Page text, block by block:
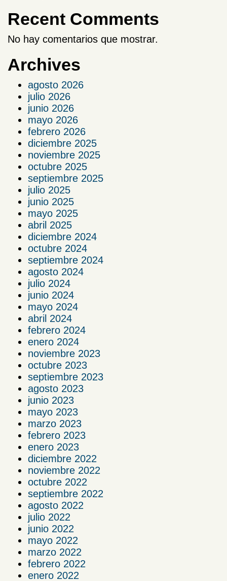
Recent Comments
No hay comentarios que mostrar.
Archives
agosto 2026
julio 2026
junio 2026
mayo 2026
febrero 2026
diciembre 2025
noviembre 2025
octubre 2025
septiembre 2025
julio 2025
junio 2025
mayo 2025
abril 2025
diciembre 2024
octubre 2024
septiembre 2024
agosto 2024
julio 2024
junio 2024
mayo 2024
abril 2024
febrero 2024
enero 2024
noviembre 2023
octubre 2023
septiembre 2023
agosto 2023
junio 2023
mayo 2023
marzo 2023
febrero 2023
enero 2023
diciembre 2022
noviembre 2022
octubre 2022
septiembre 2022
agosto 2022
julio 2022
junio 2022
mayo 2022
marzo 2022
febrero 2022
enero 2022